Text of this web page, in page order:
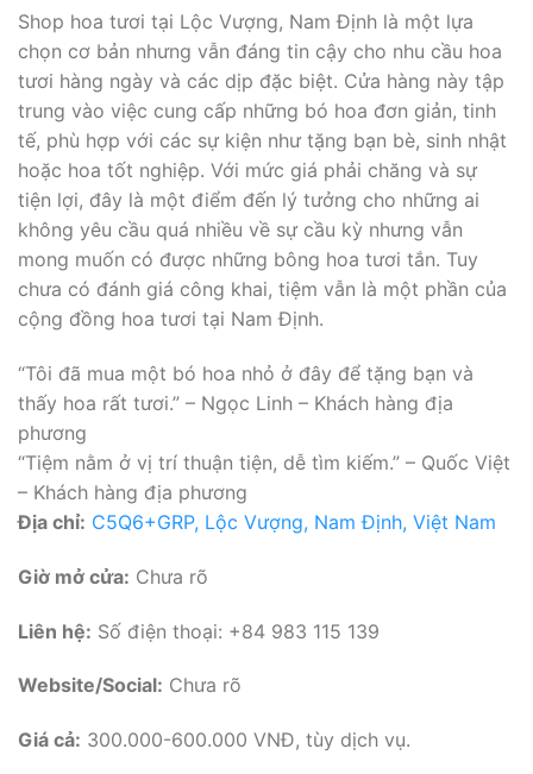
Shop hoa tươi tại Lộc Vượng, Nam Định là một lựa
chọn cơ bản nhưng vẫn đáng tin cậy cho nhu cầu hoa
tươi hàng ngày và các dịp đặc biệt. Cửa hàng này tập
trung vào việc cung cấp những bó hoa đơn giản, tinh
tế, phù hợp với các sự kiện như tặng bạn bè, sinh nhật
hoặc hoa tốt nghiệp. Với mức giá phải chăng và sự
tiện lợi, đây là một điểm đến lý tưởng cho những ai
không yêu cầu quá nhiều về sự cầu kỳ nhưng vẫn
mong muốn có được những bông hoa tươi tắn. Tuy
chưa có đánh giá công khai, tiệm vẫn là một phần của
cộng đồng hoa tươi tại Nam Định.
“Tôi đã mua một bó hoa nhỏ ở đây để tặng bạn và
thấy hoa rất tươi.” – Ngọc Linh – Khách hàng địa
phương
“Tiệm nằm ở vị trí thuận tiện, dễ tìm kiếm.” – Quốc Việt
– Khách hàng địa phương
Địa chỉ: C5Q6+GRP, Lộc Vượng, Nam Định, Việt Nam
Giờ mở cửa: Chưa rõ
Liên hệ: Số điện thoại: +84 983 115 139
Website/Social: Chưa rõ
Giá cả: 300.000-600.000 VNĐ, tùy dịch vụ.